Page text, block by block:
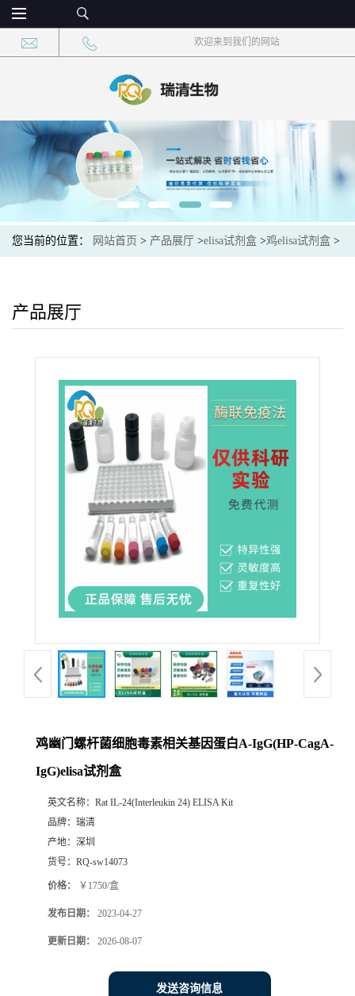
欢迎来到我们的网站
您当前的位置： 网站首页 > 产品展厅 >elisa试剂盒 >鸡elisa试剂盒 >
盒
产品展厅
鸡幽门螺杆菌细胞毒素相关基因蛋白A-IgG(HP-CagA-
IgG)elisa试剂盒
英文名称： Rat IL-24(Interleukin 24) ELISA Kit
品牌： 瑞清
产地： 深圳
货号： RQ-sw14073
价格： ￥1750/盒
发布日期： 2023-04-27
更新日期： 2026-08-07
发送咨询信息